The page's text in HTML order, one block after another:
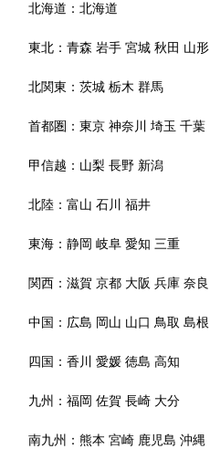
北海道：北海道
東北：青森 岩手 宮城 秋田 山形
北関東：茨城 栃木 群馬
首都圏：東京 神奈川 埼玉 千葉
甲信越： 山梨 長野 新潟
北陸：富山 石川 福井
東海：静岡 岐阜 愛知 三重
関西：滋賀 京都 大阪 兵庫 奈良
中国： 広島 岡山 山口 鳥取 島根
四国：香川 愛媛 徳島 高知
九州：福岡 佐賀 長崎 大分
南九州：熊本 宮崎 鹿児島 沖縄